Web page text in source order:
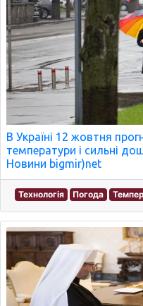
В Україні 12 жовтня
температури і сильні
Новини bigmir)net
Технологія Погода